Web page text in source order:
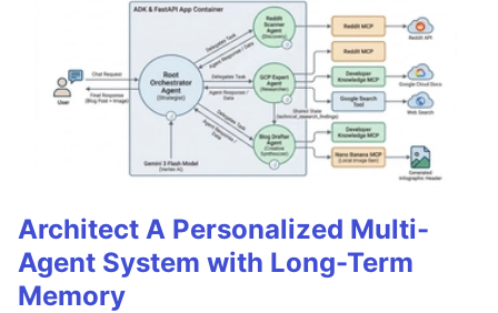
Architect A Personalized Multi-
Agent System with Long-Term
Memory